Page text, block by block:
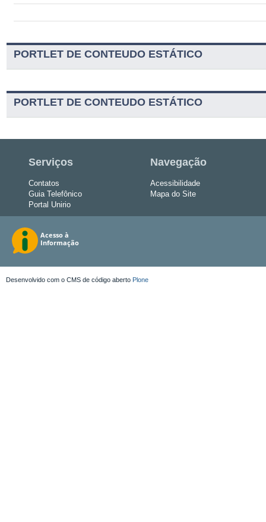
PORTLET DE CONTEUDO ESTÁTICO
PORTLET DE CONTEUDO ESTÁTICO
Serviços
Contatos
Guia Telefônico
Portal Unirio
Navegação
Acessibilidade
Mapa do Site
Desenvolvido com o CMS de código aberto Plone